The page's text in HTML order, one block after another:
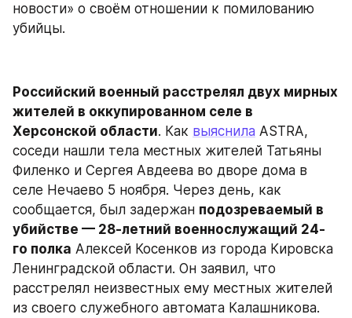
новости» о своём отношении к помилованию
убийцы.
Российский военный расстрелял двух мирных
жителей в оккупированном селе в
Херсонской области. Как выяснила ASTRA,
соседи нашли тела местных жителей Татьяны
Филенко и Сергея Авдеева во дворе дома в
селе Нечаево 5 ноября. Через день, как
сообщается, был задержан подозреваемый в
убийстве — 28-летний военнослужащий 24-
го полка Алексей Косенков из города Кировска
Ленинградской области. Он заявил, что
расстрелял неизвестных ему местных жителей